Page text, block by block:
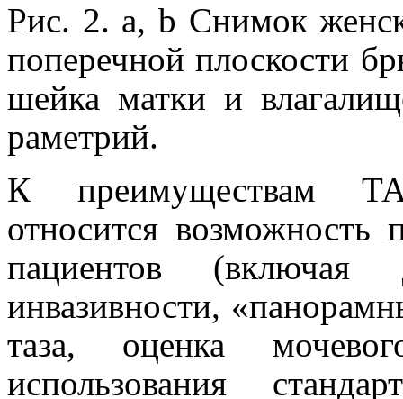
Рис. 2. а, b Снимок
поперечной плоскости
шейка матки и
раметрий.
К преимуществам ТА
относится возможность
пациентов (включая
инвазивности,
таза, оценка
использования